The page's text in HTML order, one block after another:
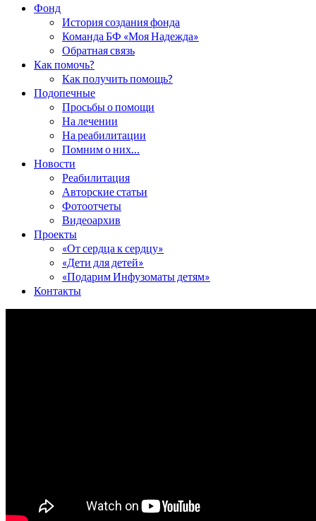
Фонд
История создания фонда
Команда БФ «Моя Надежда»
Обратная связь
Как помочь?
Как получить помощь?
Подопечные
Просьбы о помощи
На лечении
На реабилитации
Помним о них…
Новости
Реабилитация
Авторские статьи
Фотоотчеты
Видеоархив
Проекты
«От сердца к сердцу»
«Дети для детей»
«Подарим Инфузоматы детям»
Контакты